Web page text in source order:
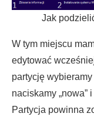
Jak
W tym miejscu
edytować
partycję
naciskamy „nowa”
Partycja powinna